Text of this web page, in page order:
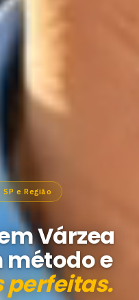
e Região
Várzea
método e
perfeitas.